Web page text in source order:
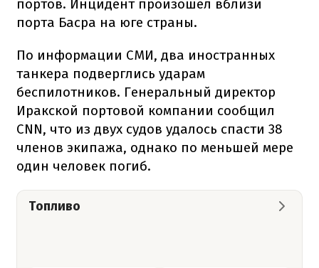
портов. Инцидент произошел вблизи
порта Басра на юге страны.
По информации СМИ, два иностранных
танкера подверглись ударам
беспилотников. Генеральный директор
Иракской портовой компании сообщил
CNN, что из двух судов удалось спасти 38
членов экипажа, однако по меньшей мере
один человек погиб.
Топливо